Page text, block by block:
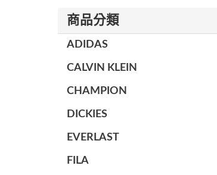
商品分類
ADIDAS
CALVIN KLEIN
CHAMPION
DICKIES
EVERLAST
FILA